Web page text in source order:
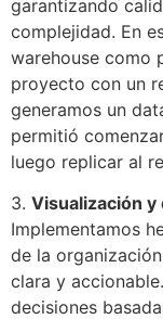
garantizando
complejidad. En
warehouse como
proyecto con un
generamos un
permitió
luego replicar al
3. Visualización
Implementamos
de la
clara y
decisiones